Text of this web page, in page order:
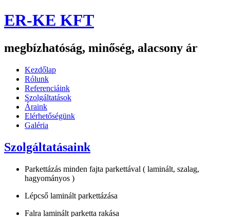
ER-KE KFT
megbízhatóság, minőség, alacsony ár
Kezdőlap
Rólunk
Referenciáink
Szolgáltatások
Áraink
Elérhetőségünk
Galéria
Szolgáltatásaink
Parkettázás minden fajta parkettával ( laminált, szalag,
hagyományos )
Lépcső laminált parkettázása
Falra laminált parketta rakása